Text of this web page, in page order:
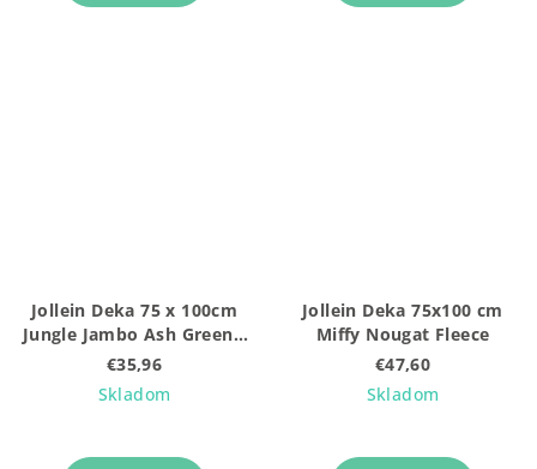
Jollein Deka 75 x 100cm
Jungle Jambo Ash Green /
Laurel
€35,96
Skladom
Jollein Deka 75x100 cm
Miffy Nougat Fleece
€47,60
Skladom